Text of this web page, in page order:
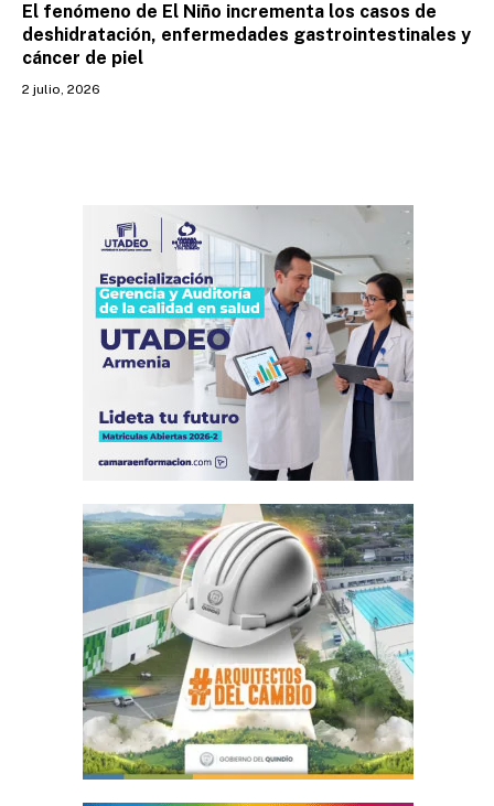
El fenómeno de El Niño incrementa los casos de
deshidratación, enfermedades gastrointestinales y
cáncer de piel
2 julio, 2026